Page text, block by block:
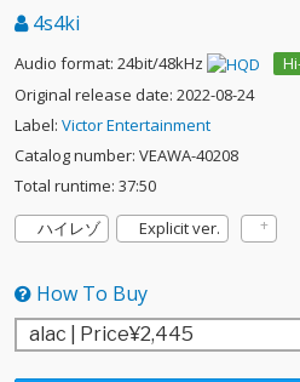
4s4ki
Audio format: 24bit/48kHz
Original release date: 2022-08-24
Label: Victor Entertainment
Catalog number: VEAWA-40208
Total runtime: 37:50
ハイレゾ
Explicit ver.
How To Buy